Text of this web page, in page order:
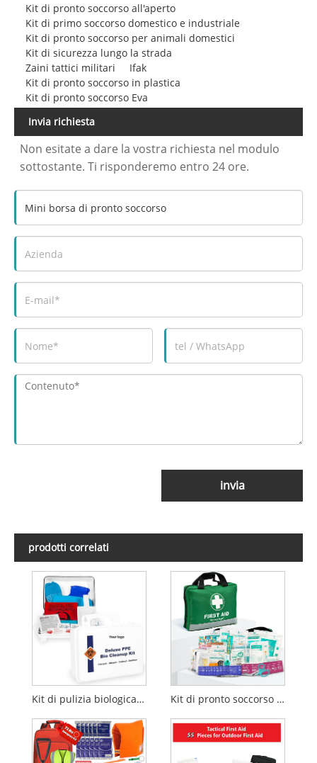
Kit di pronto soccorso all'aperto
Kit di primo soccorso domestico e industriale
Kit di pronto soccorso per animali domestici
Kit di sicurezza lungo la strada
Zaini tattici militari
Ifak
Kit di pronto soccorso in plastica
Kit di pronto soccorso Eva
Invia richiesta
Non esitate a dare la vostra richiesta nel modulo
sottostante. Ti risponderemo entro 24 ore.
invia
prodotti correlati
Kit di pulizia biologica DPI Kit di pronto soccorso da 210 pezzi | Kit di emergenza | Design riflettente